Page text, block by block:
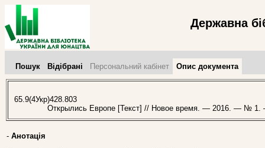
Державна
Пошук Відібрані Персональний кабінет Опис документа
65.9(4Укр)428.803
Открылись Европе [Текст] // Новое время. — 2016. — № 1.
- Анотація